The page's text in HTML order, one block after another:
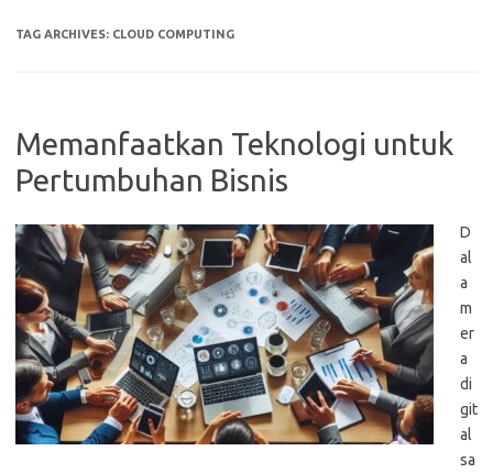
TAG ARCHIVES: CLOUD COMPUTING
Memanfaatkan Teknologi untuk
Pertumbuhan Bisnis
D
al
a
m
er
a
di
git
al
sa